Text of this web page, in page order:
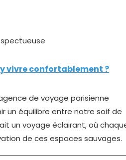
vivre confortablement ?
de voyage parisienne
un équilibre entre notre soif de
un voyage éclairant, où
de ces espaces sauvages.